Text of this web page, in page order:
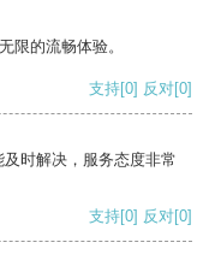
限的流畅体验。
支持[0] 反对[0]
时解决，服务态度非常
支持[0] 反对[0]